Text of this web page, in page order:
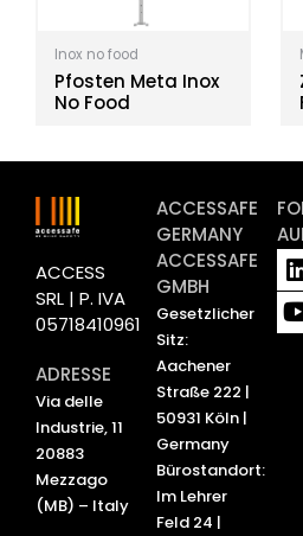
Inox no food
Pfosten Meta Inox
No Food
ACCESS
SRL | P. IVA
05718410961
ADRESSE
Via delle
Industrie, 11
20883
Mezzago
(MB) – Italy
ACCESSAFE
GERMANY
ACCESSAFE
GMBH
Gesetzlicher
Sitz:
Aachener
Straße 222 |
50931 Köln |
Germany
Bürostandort:
Im Lehrer
Feld 24 |
i